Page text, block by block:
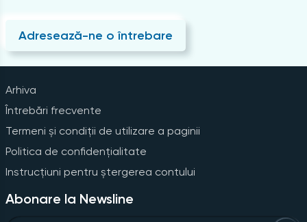
Adresează-ne o întrebare
Arhiva
Întrebări frecvente
Termeni și condiții de utilizare a paginii
Politica de confidențialitate
Instrucțiuni pentru ștergerea contului
Abonare la Newsline